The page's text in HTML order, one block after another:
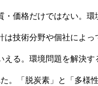
価格だけではない。
技術分野や個社によ
る。環境問題を解決
「脱炭素」と「多様